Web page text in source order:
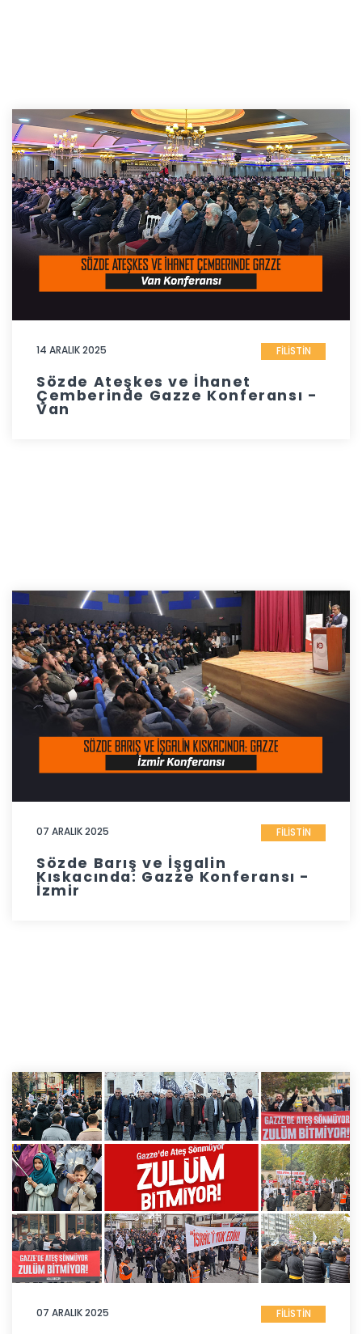
14 ARALIK 2025 FİLİSTİN
Sözde Ateşkes ve İhanet
Çemberinde Gazze Konferansı -
Van
07 ARALIK 2025 FİLİSTİN
Sözde Barış ve İşgalin
Kıskacında: Gazze Konferansı -
İzmir
07 ARALIK 2025 FİLİSTİN